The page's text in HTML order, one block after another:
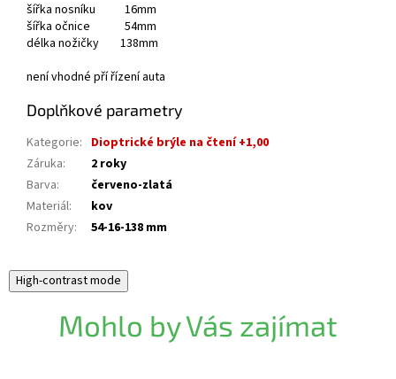
šířka nosníku 16mm
šířka očnice 54mm
délka nožičky 138mm
není vhodné pří řízení auta
Doplňkové parametry
Kategorie: Dioptrické brýle na čtení +1,00
Záruka:
2 roky
Barva:
červeno-zlatá
Materiál:
kov
Rozměry: 54-16-138 mm
High-contrast mode
Mohlo by Vás zajímat